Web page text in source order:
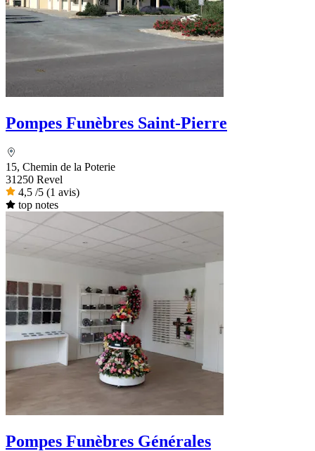
Pompes Funèbres Saint-Pierre
15, Chemin de la Poterie
31250 Revel
4,5 /5 (1 avis)
top notes
Pompes Funèbres Générales